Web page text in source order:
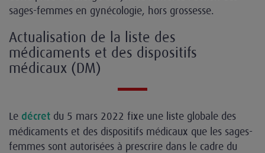
sages-femmes en gynécologie, hors grossesse.
Actualisation de la liste des
médicaments et des dispositifs
médicaux (DM)
Le décret du 5 mars 2022 fixe une liste globale des
médicaments et des dispositifs médicaux que les sages-
femmes sont autorisées à prescrire dans le cadre du